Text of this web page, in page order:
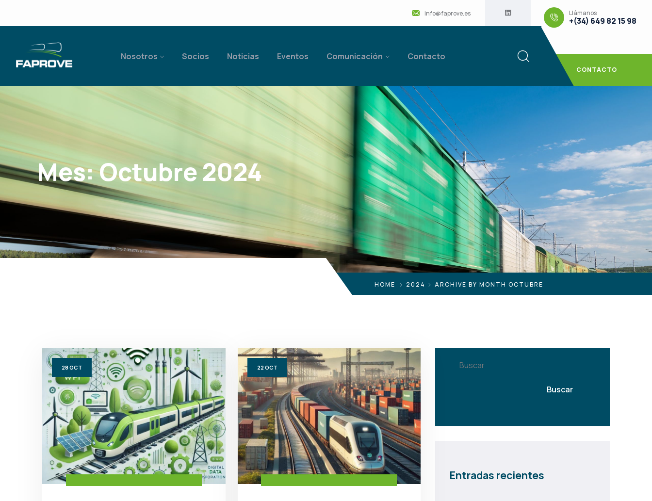
info@faprove.es Llámanos
+(34) 649 82 15 98
Nosotros Socios Noticias Eventos Comunicación Contacto
CONTACTO
Mes:Octubre 2024
HOME 2024 ARCHIVE BY MONTH OCTUBRE
28 OCT 22OCT Buscar
Buscar
Entradas recientes